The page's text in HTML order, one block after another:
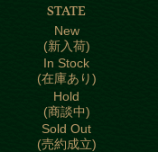
STATE
New
(新入荷)
In Stock
(在庫あり)
Hold
(商談中)
Sold Out
(売約成立)